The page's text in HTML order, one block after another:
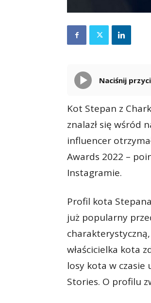
Naciśnij
Kot Stepan z
znalazł się wśród
influencer
Awards 2022 –
Instagramie.
Profil kota
już popularny
właścicielka kota
losy kota w czasie
Stories. O profilu